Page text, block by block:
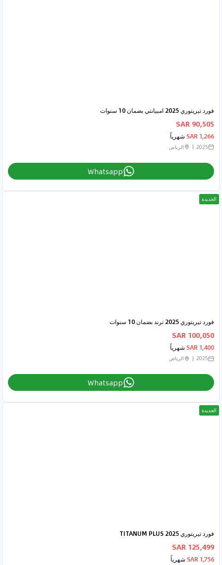
فورد تيريتوري 2025 امبيانتي بضمان 10 سنوات
90,505 SAR
1,266 SAR شهرياً
2025 الرياض
Whatsapp
الجديدة
فورد تيريتوري 2025 ترند بضمان 10 سنوات
100,050 SAR
1,400 SAR شهرياً
2025 الرياض
Whatsapp
الجديدة
فورد تيريتوري 2025 TITANUM PLUS
125,499 SAR
1,756 SAR شهرياً